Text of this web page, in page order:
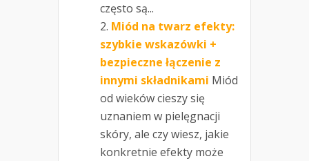
często są...
Miód na twarz efekty:
szybkie wskazówki +
bezpieczne łączenie z
innymi składnikami Miód
od wieków cieszy się
uznaniem w pielęgnacji
skóry, ale czy wiesz, jakie
konkretnie efekty może